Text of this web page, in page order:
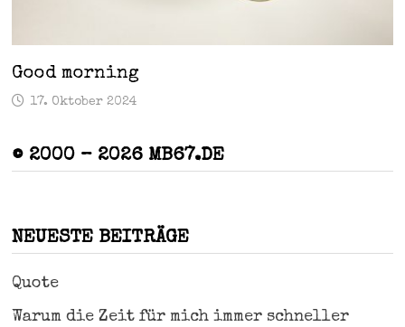
Good morning
17. Oktober 2024
© 2000 – 2026 MB67.DE
NEUESTE BEITRÄGE
Quote
Warum die Zeit für mich immer schneller